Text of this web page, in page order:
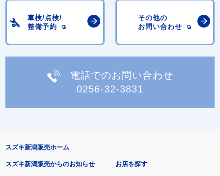
車検/点検/
整備予約
その他の
お問い合わせ
電話でのお問い合わせ
0256-32-3831
スズキ新潟販売ホーム
スズキ新潟販売からのお知らせ お店を探す